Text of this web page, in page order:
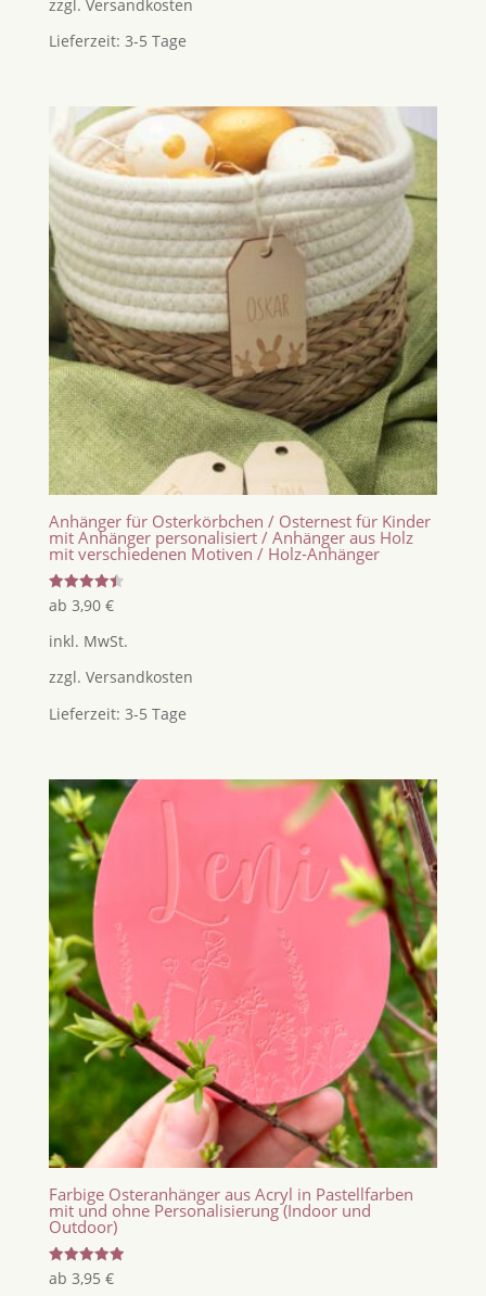
zzgl. Versandkosten
Lieferzeit: 3-5 Tage
Anhänger für Osterkörbchen / Osternest für Kinder
mit Anhänger personalisiert / Anhänger aus Holz
mit verschiedenen Motiven / Holz-Anhänger
Bewertet
mit
von 5
ab 3,90 €
inkl. MwSt.
zzgl. Versandkosten
Lieferzeit: 3-5 Tage
Farbige Osteranhänger aus Acryl in Pastellfarben
mit und ohne Personalisierung (Indoor und
Outdoor)
Bewertet
mit
ab 3,95 €